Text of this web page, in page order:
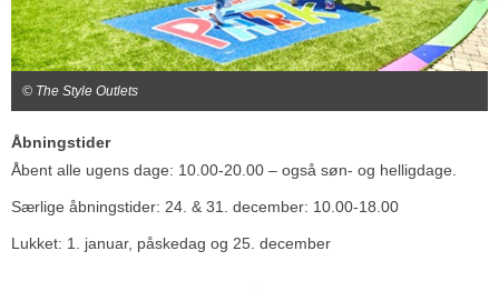
© The Style Outlets
Åbningstider
Åbent alle ugens dage: 10.00-20.00 – også søn- og helligdage.
Særlige åbningstider: 24. & 31. december: 10.00-18.00
Lukket: 1. januar, påskedag og 25. december